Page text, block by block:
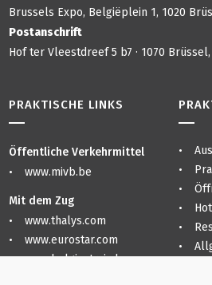
Brussels Expo, Belgiëplein 1, 1020
Postanschrift
Hof ter Vleestdreef 5 b7 · 1070
PRAKTISCHE LINKS
Öffentliche Verkehrmittel
www.mivb.be
Mit dem Zug
www.thalys.com
www.eurostar.com
www.belgiantrain.be